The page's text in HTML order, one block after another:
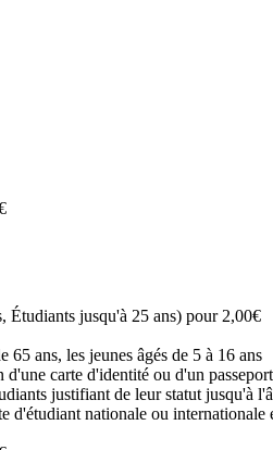
Étudiants jusqu'à 25 ans) pour 2,00€
65 ans, les jeunes âgés de 5 à 16 ans
carte d'identité ou d'un passeport
justifiant de leur statut jusqu'à
d'étudiant nationale ou internationale